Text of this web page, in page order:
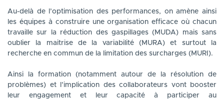
Au-delà de l’optimisation des performances, on amène ainsi
les équipes à construire une organisation efficace où chacun
travaille sur la réduction des gaspillages (MUDA) mais sans
oublier la maitrise de la variabilité (MURA) et surtout la
recherche en commun de la limitation des surcharges (MURI).
Ainsi la formation (notamment autour de la résolution de
problèmes) et l’implication des collaborateurs vont booster
leur engagement et leur capacité à participer au